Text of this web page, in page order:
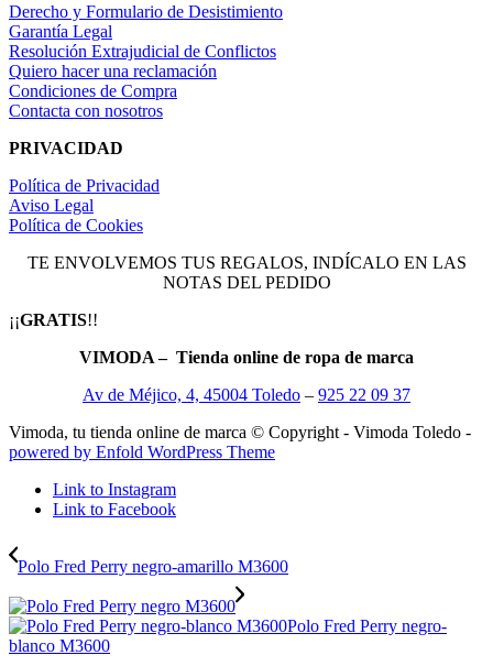
Derecho y Formulario de Desistimiento
Garantía Legal
Resolución Extrajudicial de Conflictos
Quiero hacer una reclamación
Condiciones de Compra
Contacta con nosotros
PRIVACIDAD
Política de Privacidad
Aviso Legal
Política de Cookies
TE ENVOLVEMOS TUS REGALOS, INDÍCALO EN LAS
NOTAS DEL PEDIDO
¡¡GRATIS!!
VIMODA – Tienda online de ropa de marca
Av de Méjico, 4, 45004 Toledo – 925 22 09 37
Vimoda, tu tienda online de marca © Copyright - Vimoda Toledo -
powered by Enfold WordPress Theme
Link to Instagram
Link to Facebook
Polo Fred Perry negro-amarillo M3600
Polo Fred Perry negro-
blanco M3600